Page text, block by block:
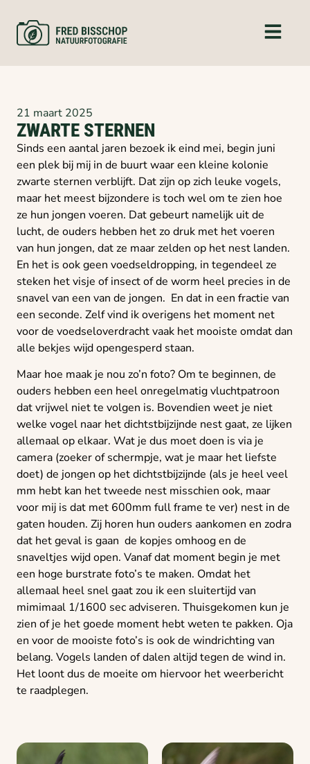
21 maart 2025
ZWARTE STERNEN
Sinds een aantal jaren bezoek ik eind mei, begin juni
een plek bij mij in de buurt waar een kleine kolonie
zwarte sternen verblijft. Dat zijn op zich leuke vogels,
maar het meest bijzondere is toch wel om te zien hoe
ze hun jongen voeren. Dat gebeurt namelijk uit de
lucht, de ouders hebben het zo druk met het voeren
van hun jongen, dat ze maar zelden op het nest landen.
En het is ook geen voedseldropping, in tegendeel ze
steken het visje of insect of de worm heel precies in de
snavel van een van de jongen. En dat in een fractie van
een seconde. Zelf vind ik overigens het moment net
voor de voedseloverdracht vaak het mooiste omdat dan
alle bekjes wijd opengesperd staan.
Maar hoe maak je nou zo’n foto? Om te beginnen, de
ouders hebben een heel onregelmatig vluchtpatroon
dat vrijwel niet te volgen is. Bovendien weet je niet
welke vogel naar het dichtstbijzijnde nest gaat, ze lijken
allemaal op elkaar. Wat je dus moet doen is via je
camera (zoeker of schermpje, wat je maar het liefste
doet) de jongen op het dichtstbijzijnde (als je heel veel
mm hebt kan het tweede nest misschien ook, maar
voor mij is dat met 600mm full frame te ver) nest in de
gaten houden. Zij horen hun ouders aankomen en zodra
dat het geval is gaan de kopjes omhoog en de
snaveltjes wijd open. Vanaf dat moment begin je met
een hoge burstrate foto’s te maken. Omdat het
allemaal heel snel gaat zou ik een sluitertijd van
mimimaal 1/1600 sec adviseren. Thuisgekomen kun je
zien of je het goede moment hebt weten te pakken. Oja
en voor de mooiste foto’s is ook de windrichting van
belang. Vogels landen of dalen altijd tegen de wind in.
Het loont dus de moeite om hiervoor het weerbericht
te raadplegen.